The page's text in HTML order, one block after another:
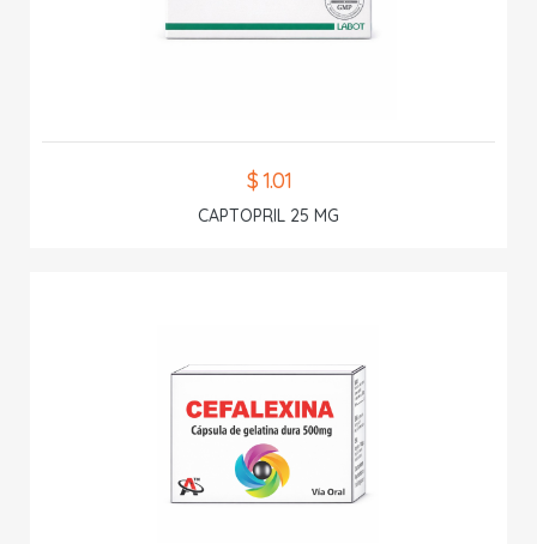
$ 1.01
CAPTOPRIL 25 MG